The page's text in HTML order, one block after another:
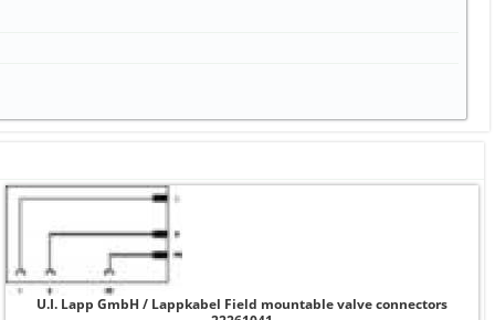
U.I. Lapp GmbH / Lappkabel Field mountable valve connectors